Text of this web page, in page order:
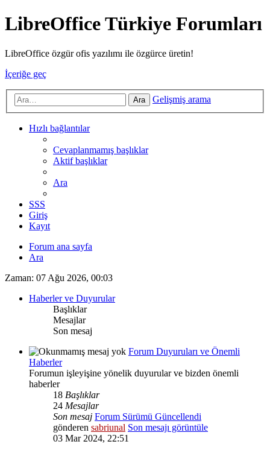
LibreOffice Türkiye Forumları
LibreOffice özgür ofis yazılımı ile özgürce üretin!
İçeriğe geç
Ara Gelişmiş arama
Hızlı bağlantılar
Cevaplanmamış başlıklar
Aktif başlıklar
Ara
SSS
Giriş
Kayıt
Forum ana sayfa
Ara
Zaman: 07 Ağu 2026, 00:03
Haberler ve Duyurular
Başlıklar
Mesajlar
Son mesaj
Forum Duyuruları ve Önemli
Haberler
Forumun işleyişine yönelik duyurular ve bizden önemli
haberler
18 Başlıklar
24 Mesajlar
Son mesaj Forum Sürümü Güncellendi
gönderen sabriunal Son mesajı görüntüle
03 Mar 2024, 22:51